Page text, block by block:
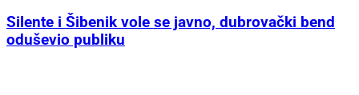
Silente i Šibenik vole se javno, dubrovački bend
oduševio publiku